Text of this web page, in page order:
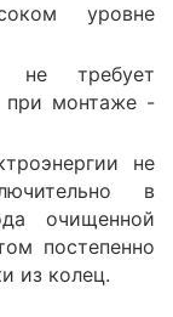
уровне
не требует
при монтаже -
не
в
очищенной
постепенно
из колец.